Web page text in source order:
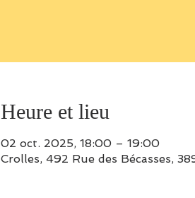
Heure et lieu
02 oct. 2025, 18:00 – 19:00
Crolles, 492 Rue des Bécasses,